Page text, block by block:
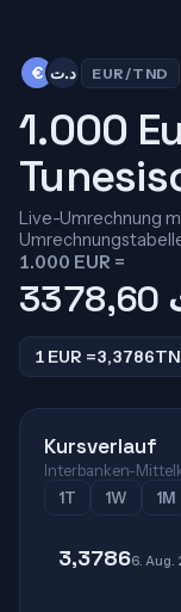
€ د.ت EUR/TND
1.000
Live-Umrechnung
1.000 EUR =
3378,60
1 EUR =3,3786
Kursverlauf
Interbanken-
1T
1W 1M
3,37866. Aug.